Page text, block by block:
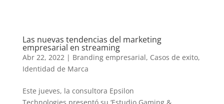
Las nuevas tendencias del marketing
empresarial en streaming
Abr 22, 2022| Branding empresarial, Casos de exito,
Identidad de Marca
Este jueves, la consultora Epsilon